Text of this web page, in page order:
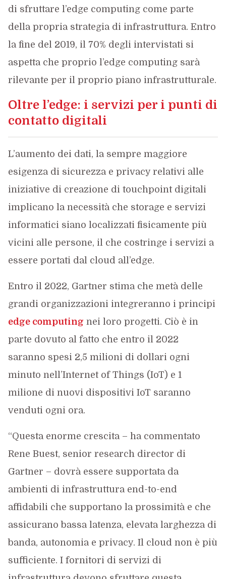
di sfruttare l’edge computing come parte
della propria strategia di infrastruttura. Entro
la fine del 2019, il 70% degli intervistati si
aspetta che proprio l’edge computing sarà
rilevante per il proprio piano infrastrutturale.
Oltre l’edge: i servizi per i punti di
contatto digitali
L’aumento dei dati, la sempre maggiore
esigenza di sicurezza e privacy relativi alle
iniziative di creazione di touchpoint digitali
implicano la necessità che storage e servizi
informatici siano localizzati fisicamente più
vicini alle persone, il che costringe i servizi a
essere portati dal cloud all’edge.
Entro il 2022, Gartner stima che metà delle
grandi organizzazioni integreranno i principi
edge computing nei loro progetti. Ciò è in
parte dovuto al fatto che entro il 2022
saranno spesi 2,5 milioni di dollari ogni
minuto nell’Internet of Things (IoT) e 1
milione di nuovi dispositivi IoT saranno
venduti ogni ora.
“Questa enorme crescita – ha commentato
Rene Buest, senior research director di
Gartner – dovrà essere supportata da
ambienti di infrastruttura end-to-end
affidabili che supportano la prossimità e che
assicurano bassa latenza, elevata larghezza di
banda, autonomia e privacy. Il cloud non è più
sufficiente. I fornitori di servizi di